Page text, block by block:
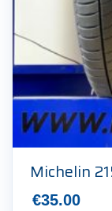
Michelin
€35.00